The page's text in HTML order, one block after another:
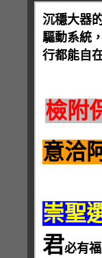
沉穩大器
驅動系統
行都能自
檢附
意洽
崇聖
君必有